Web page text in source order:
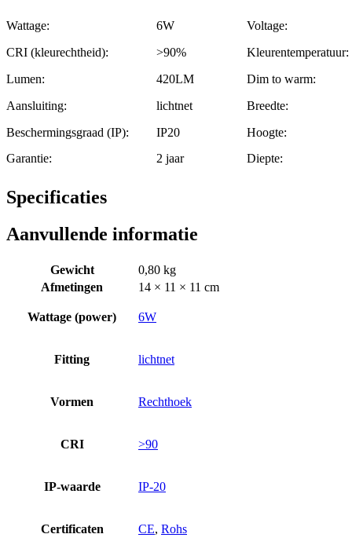
Wattage: 6W
Voltage:
CRI (kleurechtheid):
>90%
Kleurentemperatuur:
Lumen:
420LM
Dim to warm:
Aansluiting:
lichtnet
Breedte:
Beschermingsgraad (IP):
IP20
Hoogte:
Garantie:
2 jaar Diepte:
Specificaties
Aanvullende informatie
Gewicht
0,80 kg
Afmetingen
14 × 11 × 11 cm
Wattage (power) 6W
Fitting lichtnet
Vormen Rechthoek
CRI >90
IP-waarde IP-20
Certificaten CE, Rohs